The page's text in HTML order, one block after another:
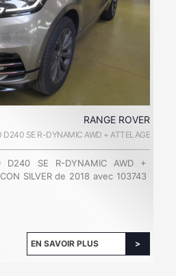
RANGE ROVER
D240 SE R-DYNAMIC AWD + ATTELAGE
D240 SE R-DYNAMIC AWD +
SILVER de 2018 avec 103743
EN SAVOIR PLUS